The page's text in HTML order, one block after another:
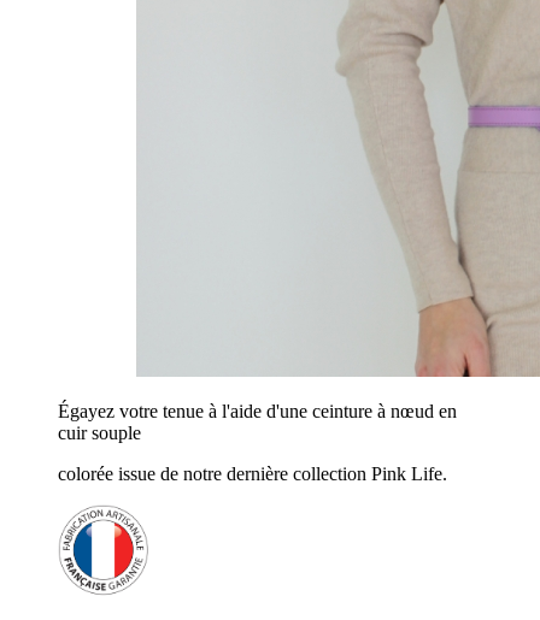
Égayez votre tenue à l'aide d'une ceinture à nœud en
cuir souple
colorée issue de notre dernière collection Pink Life.